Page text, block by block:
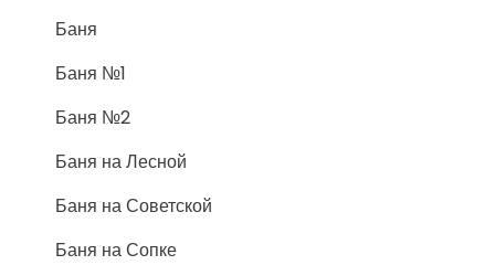
Баня
Баня №1
Баня №2
Баня на Лесной
Баня на Советской
Баня на Сопке